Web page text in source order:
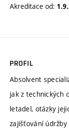
Akreditace od:
PROFIL
Absolvent
jak z technických
letadel, otázky
zajišťování